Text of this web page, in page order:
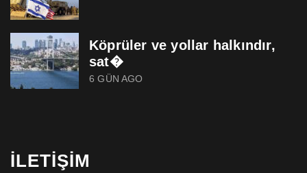
Köprüler ve yollar halkındır,
sat�
6 GÜN AGO
İLETIŞIM